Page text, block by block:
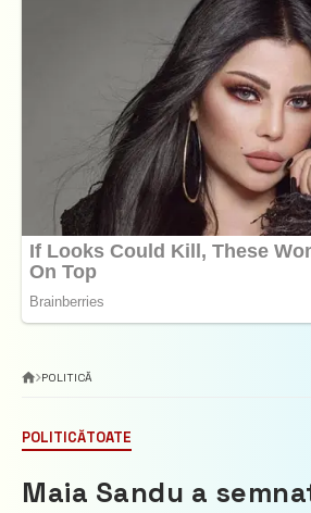
POLITICĂ
POLITICĂTOATE
Maia Sandu a